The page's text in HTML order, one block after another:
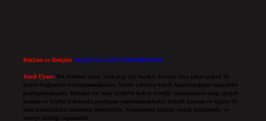
Reklam ve İletişim: Skype: live:.cid.575569c608265c69
Yasal Uyarı:
Bu internet sitesi, herhangi bir marka, kurum veya şahıs şirketi ile
hiçbir bağlantısı bulunmamaktadır. Sitede yalnızca kendi hazırladığımız makaleler
paylaşılmaktadır. Burada yer alan içerikler haber niteliği taşımamakta olup, gerçek
kurum ve kişiler hakkında paylaşım yapılmamaktadır. Gerçek kurum ve kişiler ile
isim benzerlikleri tamamen tesadüfidir. Sitemizdeki bilgiler taslak halindedir ve
tavsiye niteliği taşımazlar.